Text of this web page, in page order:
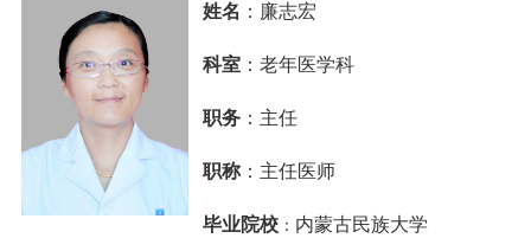
姓名 ：廉志宏
科室： 老年医学科
职务：主任
职称：主任医师
毕业院校： 内蒙古民族大学